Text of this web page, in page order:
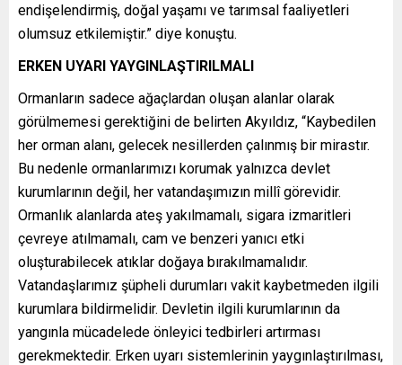
endişelendirmiş, doğal yaşamı ve tarımsal faaliyetleri
olumsuz etkilemiştir.” diye konuştu.
ERKEN UYARI YAYGINLAŞTIRILMALI
Ormanların sadece ağaçlardan oluşan alanlar olarak
görülmemesi gerektiğini de belirten Akyıldız, “Kaybedilen
her orman alanı, gelecek nesillerden çalınmış bir mirastır.
Bu nedenle ormanlarımızı korumak yalnızca devlet
kurumlarının değil, her vatandaşımızın millî görevidir.
Ormanlık alanlarda ateş yakılmamalı, sigara izmaritleri
çevreye atılmamalı, cam ve benzeri yanıcı etki
oluşturabilecek atıklar doğaya bırakılmamalıdır.
Vatandaşlarımız şüpheli durumları vakit kaybetmeden ilgili
kurumlara bildirmelidir. Devletin ilgili kurumlarının da
yangınla mücadelede önleyici tedbirleri artırması
gerekmektedir. Erken uyarı sistemlerinin yaygınlaştırılması,